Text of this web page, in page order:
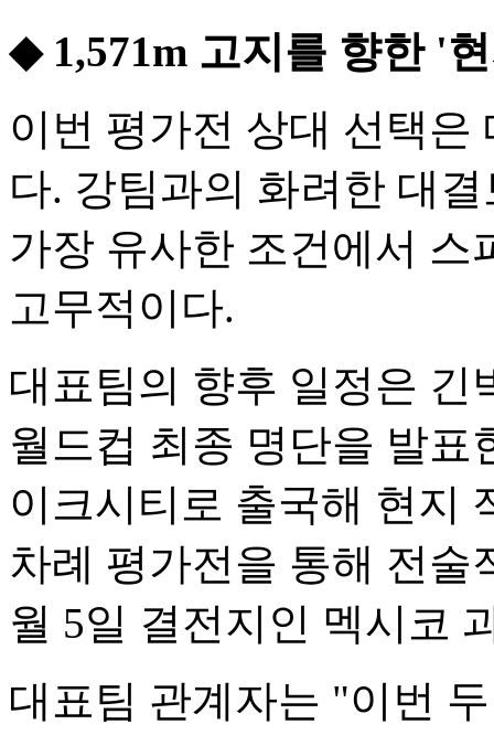
◆ 1,571m 고지를 향한 '
이번 평가전 상대 선택은
다. 강팀과의 화려한 대
가장 유사한 조건에서 스
고무적이다.
대표팀의 향후 일정은 긴
월드컵 최종 명단을 발표
이크시티로 출국해 현지
차례 평가전을 통해 전술
월 5일 결전지인 멕시코
대표팀 관계자는 "이번